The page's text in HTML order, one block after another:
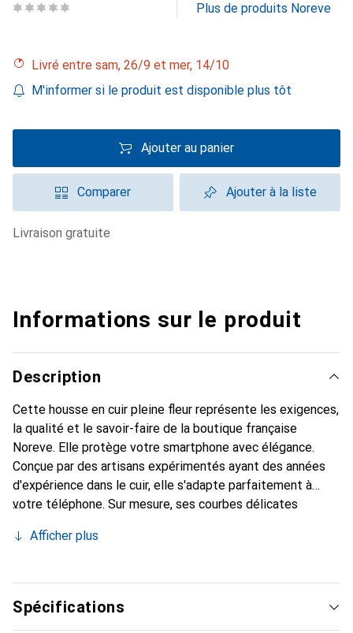
Plus de produits Noreve
Livré entre sam, 26/9 et mer, 14/10
M'informer si le produit est disponible plus tôt
Ajouter au panier
Comparer Ajouter à la liste
livraison gratuite
Informations sur le produit
Description
Cette housse en cuir pleine fleur représente les exigences,
la qualité et le savoir-faire de la boutique française
Noreve. Elle protège votre smartphone avec élégance.
Conçue par des artisans expérimentés ayant des années
d'expérience dans le cuir, elle s'adapte parfaitement à
votre téléphone. Sur mesure, ses courbes délicates
l'accessoire chic et indispensable pour votre smartphone.
ses produits de haute qualité et constitue un choix fiable
pour une clientèle exigeante.
Afficher plus
Spécifications